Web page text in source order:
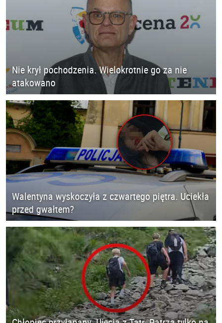
Nie krył pochodzenia. Wielokrotnie go za nie
atakowano
Walentyna wyskoczyła z czwartego piętra. Uciekła
przed gwałtem?